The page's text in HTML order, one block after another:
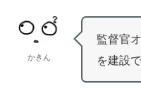
かきん
監督官
を建設